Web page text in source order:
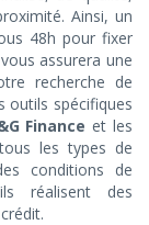
Ainsi, un
48h pour fixer
assurera une
recherche de
outils spécifiques
Finance et les
les types de
conditions de
réalisent des